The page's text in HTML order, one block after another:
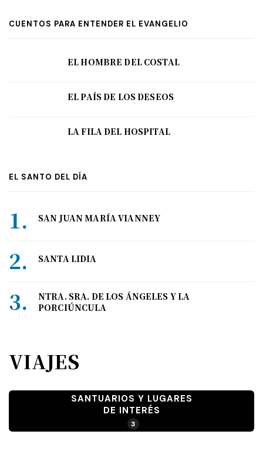
CUENTOS PARA ENTENDER EL EVANGELIO
EL HOMBRE DEL COSTAL
EL PAÍS DE LOS DESEOS
LA FILA DEL HOSPITAL
EL SANTO DEL DÍA
SAN JUAN MARÍA VIANNEY
SANTA LIDIA
NTRA. SRA. DE LOS ÁNGELES Y LA
PORCIÚNCULA
VIAJES
SANTUARIOS Y LUGARES
DE INTERÉS
3